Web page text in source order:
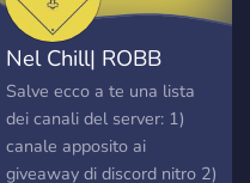
Nel Chill| ROBB
Salve ecco a te una lista
dei canali del server: 1)
canale apposito ai
giveaway di discord nitro 2)